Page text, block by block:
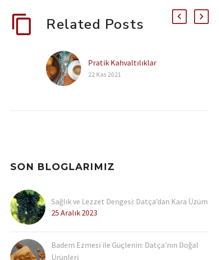
Related Posts
Pratik Kahvaltılıklar
22 Kas 2021
SON BLOGLARIMIZ
Sağlık ve Lezzet Dengesi: Datça’dan Kara Üzüm
25 Aralık 2023
Badem Ezmesi ile Güçlenin: Datça'nın Doğal
Ürünleri